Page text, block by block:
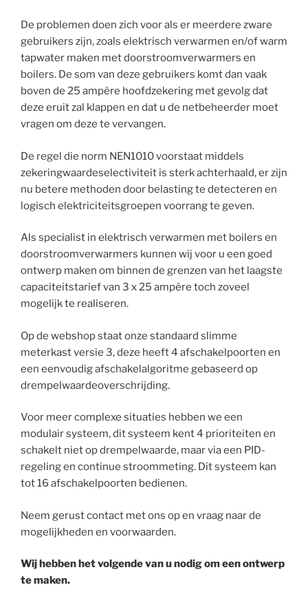
De problemen doen zich voor als er meerdere zware
gebruikers zijn, zoals elektrisch verwarmen en/of warm
tapwater maken met doorstroomverwarmers en
boilers. De som van deze gebruikers komt dan vaak
boven de 25 ampère hoofdzekering met gevolg dat
deze eruit zal klappen en dat u de netbeheerder moet
vragen om deze te vervangen.
De regel die norm NEN1010 voorstaat middels
zekeringwaardeselectiviteit is sterk achterhaald, er zijn
nu betere methoden door belasting te detecteren en
logisch elektriciteitsgroepen voorrang te geven.
Als specialist in elektrisch verwarmen met boilers en
doorstroomverwarmers kunnen wij voor u een goed
ontwerp maken om binnen de grenzen van het laagste
capaciteitstarief van 3 x 25 ampère toch zoveel
mogelijk te realiseren.
Op de webshop staat onze standaard slimme
meterkast versie 3, deze heeft 4 afschakelpoorten en
een eenvoudig afschakelalgoritme gebaseerd op
drempelwaardeoverschrijding.
Voor meer complexe situaties hebben we een
modulair systeem, dit systeem kent 4 prioriteiten en
schakelt niet op drempelwaarde, maar via een PID-
regeling en continue stroommeting. Dit systeem kan
tot 16 afschakelpoorten bedienen.
Neem gerust contact met ons op en vraag naar de
mogelijkheden en voorwaarden.
Wij hebben het volgende van u nodig om een ontwerp
te maken.